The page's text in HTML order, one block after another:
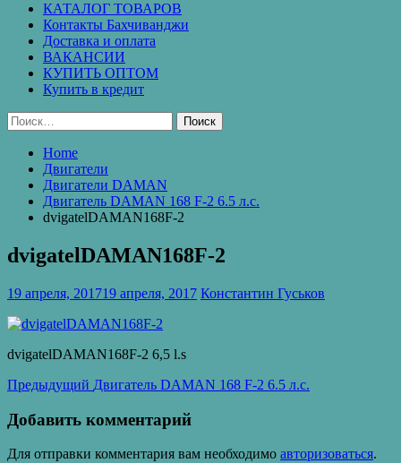
КАТАЛОГ ТОВАРОВ
Контакты Бахчиванджи
Доставка и оплата
ВАКАНСИИ
КУПИТЬ ОПТОМ
Купить в кредит
Найти:
Home
Двигатели
Двигатели DAMAN
Двигатель DAMAN 168 F-2 6.5 л.с.
dvigatelDAMAN168F-2
dvigatelDAMAN168F-2
19 апреля, 201719 апреля, 2017 Константин Гуськов
dvigatelDAMAN168F-2 6,5 l.s
Навигация
по
записям
Предыдущий Предыдущая
Двигатель DAMAN 168 F-2 6.5 л.с.
Добавить комментарий
Для отправки комментария вам необходимо авторизоваться.